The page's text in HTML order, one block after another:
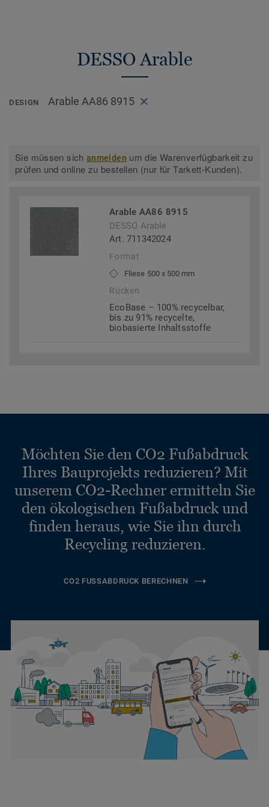
DESSO Arable
DESIGN Arable AA86 8915
Sie müssen sichanmelden um die Warenverfügbarkeit zu
prüfen und online zu bestellen (nur für Tarkett-Kunden).
Arable AA86 8915
DESSO Arable
Art. 711342024
Format
Fliese 500 x 500 mm
Rücken
EcoBase – 100% recycelbar,
bis zu 91% recycelte,
biobasierte Inhaltsstoffe
Möchten Sie den CO2 Fußabdruck
Ihres Bauprojekts reduzieren? Mit
unserem CO2-Rechner ermitteln Sie
den ökologischen Fußabdruck und
finden heraus, wie Sie ihn durch
Recycling reduzieren.
CO2 FUSSABDRUCK BERECHNEN